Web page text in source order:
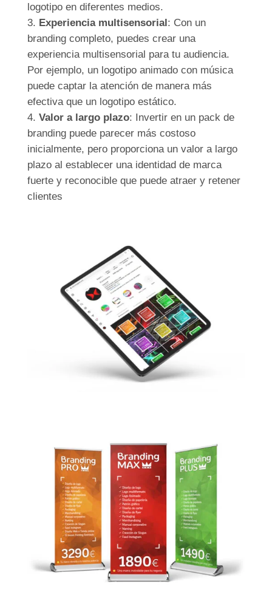
logotipo en diferentes medios.
Experiencia multisensorial: Con un
branding completo, puedes crear una
experiencia multisensorial para tu audiencia.
Por ejemplo, un logotipo animado con música
puede captar la atención de manera más
efectiva que un logotipo estático.
Valor a largo plazo: Invertir en un pack de
branding puede parecer más costoso
inicialmente, pero proporciona un valor a largo
plazo al establecer una identidad de marca
fuerte y reconocible que puede atraer y retener
clientes